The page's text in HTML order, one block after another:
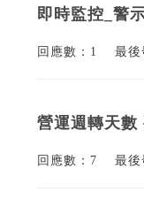
即時監控_警
回應數：1 最後
營運週轉天數
回應數：7 最後